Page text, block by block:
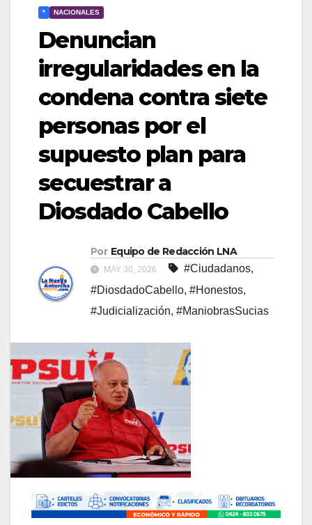
* NACIONALES
Denuncian
irregularidades en la
condena contra siete
personas por el
supuesto plan para
secuestrar a
Diosdado Cabello
Por Equipo de Redacción LNA
MAY 30, 2026 #Ciudadanos,
#DiosdadoCabello, #Honestos,
#Judicialización, #ManiobrasSucias